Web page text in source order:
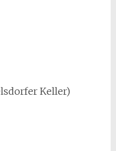
Keller)